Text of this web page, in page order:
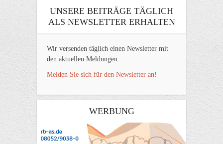
UNSERE BEITRÄGE TÄGLICH
ALS NEWSLETTER ERHALTEN
Wir versenden täglich einen Newsletter mit
den aktuellen Meldungen.
Melden Sie sich für den Newsletter an!
WERBUNG